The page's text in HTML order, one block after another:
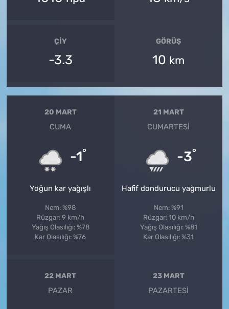
ÇIY
-3.3
GÖRÜŞ
10 km
20 MART
CUMA
-1°
Yoğun kar yağışlı
Nem: %98
Rüzgar: 9 km/h
Yağış Olasılığı: %78
Kar Olasılığı: %76
21 MART
CUMARTESI
-3°
Hafif dondurucu yağmurlu
Nem: %91
Rüzgar: 10 km/h
Yağış Olasılığı: %81
Kar Olasılığı: %31
22 MART
PAZAR
23 MART
PAZARTESI